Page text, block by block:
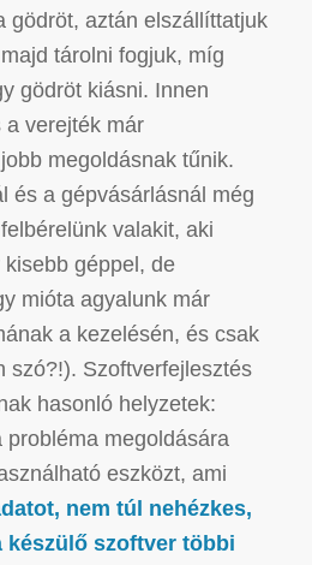
gödröt, aztán elszállíttatjuk
tárolni fogjuk, míg
gödröt kiásni. Innen
a verejték már
megoldásnak tűnik.
és a gépvásárlásnál még
valakit, aki
géppel, de
mióta agyalunk már
a kezelésén, és csak
szó?!). Szoftverfejlesztés
hasonló helyzetek:
probléma megoldására
eszközt, ami
nem túl nehézkes,
készülő szoftver többi